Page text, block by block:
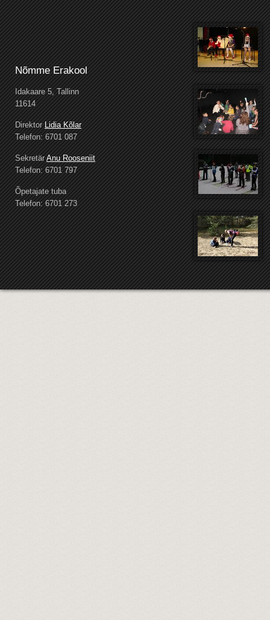
Nõmme Erakool
Idakaare 5, Tallinn
11614
DirektorLidia Kõlar
Telefon: 6701 087
SekretärAnu Rooseniit
Telefon: 6701 797
Õpetajate tuba
Telefon: 6701 273